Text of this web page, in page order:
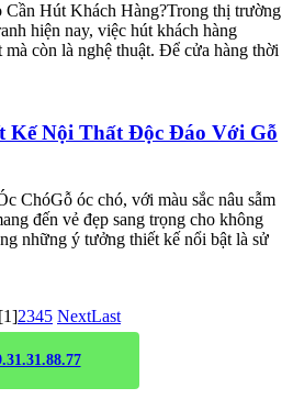
Hút Khách Hàng?Trong thị trường
hiện nay, việc hút khách hàng
còn là nghệ thuật. Để cửa hàng thời
Kế Nội Thất Độc Đáo Với Gỗ
ChóGỗ óc chó, với màu sắc nâu sẫm
đến vẻ đẹp sang trọng cho không
những ý tưởng thiết kế nổi bật là sử
[1]2345 NextLast